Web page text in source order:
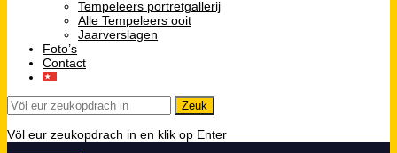
Tempeleers portretgallerij
Alle Tempeleers ooit
Jaarverslagen
Foto’s
Contact
Völ eur zeukopdrach in en klik op Enter